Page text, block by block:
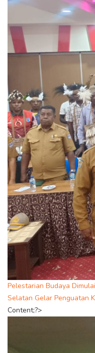
Pelestarian Budaya
Selatan Gelar Penguatan
Content;?>